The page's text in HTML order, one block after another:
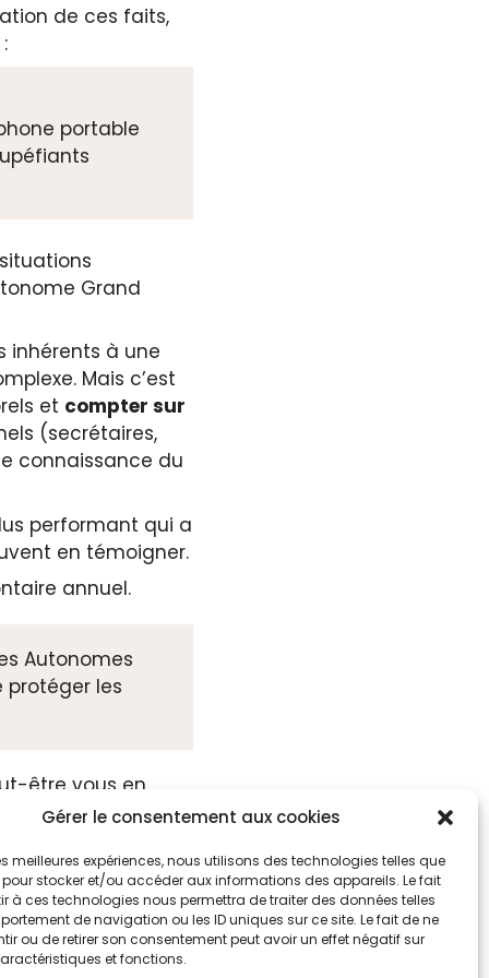
Gérer le consentement aux cookies
meilleures expériences, nous utilisons des technologies telles que
stocker et/ou accéder aux informations des appareils. Le fait
à ces technologies nous permettra de traiter des données telles
de navigation ou les ID uniques sur ce site. Le fait de ne
ou de retirer son consentement peut avoir un effet négatif sur
et fonctions.
de ces faits,
portable
Grand
inhérents à une
Mais c’est
et compter sur
(secrétaires,
connaissance du
performant qui a
en témoigner.
annuel.
Autonomes
les
être vous en
ces valeurs qui